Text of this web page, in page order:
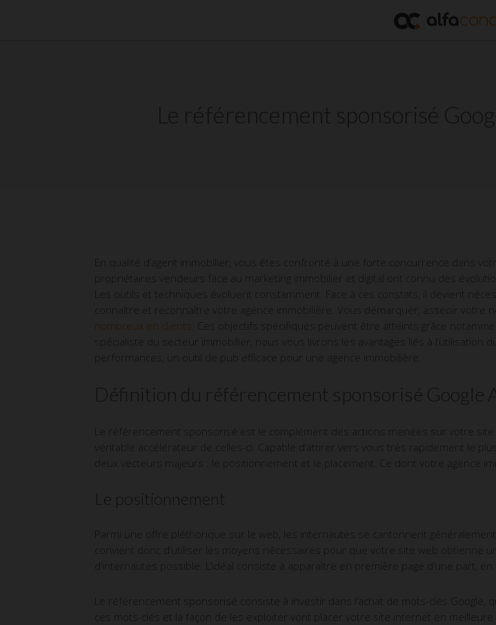
Le référencement sponsorisé
En qualité d’agent immobilier, vous êtes confronté à une forte concurrence dans
propriétaires vendeurs face au marketing immobilier et digital ont connu des
Les outils et techniques évoluent constamment. Face à ces constats, il devient
connaître et reconnaître votre agence immobilière. Vous démarquer, asseoir votre
nombreux en clients . Ces objectifs spécifiques peuvent être atteints grâce
spécialiste du secteur immobilier, nous vous livrons les avantages liés à l’utilisation
performances, un outil de pub efficace pour une agence immobilière.
Définition du référencement sponsorisé Google
Le référencement sponsorisé est le complément des actions menées sur votre
véritable accélérateur de celles-ci. Capable d’attirer vers vous très rapidement le
deux vecteurs majeurs : le positionnement et le placement. Ce dont votre agence
Le positionnement
Parmi une offre pléthorique sur le web, les internautes se cantonnent
convient donc d’utiliser les moyens nécessaires pour que votre site web obtienne
d’internautes possible. L’idéal consiste à apparaître en première page d’une part,
Le référencement sponsorisé consiste à investir dans l’achat de mots-clés Google,
ces mots-clés et la façon de les exploiter vont placer votre site internet en